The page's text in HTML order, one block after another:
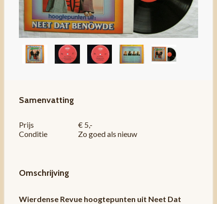
Samenvatting
Prijs
€ 5,-
Conditie
Zo goed als nieuw
Omschrijving
Wierdense Revue hoogtepunten uit Neet Dat